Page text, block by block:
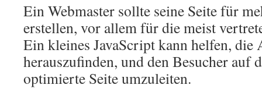
Ein Webmaster sollte seine Seite für
erstellen, vor allem für die meist
Ein kleines JavaScript kann helfen, die
herauszufinden, und den Besucher auf
optimierte Seite umzuleiten.